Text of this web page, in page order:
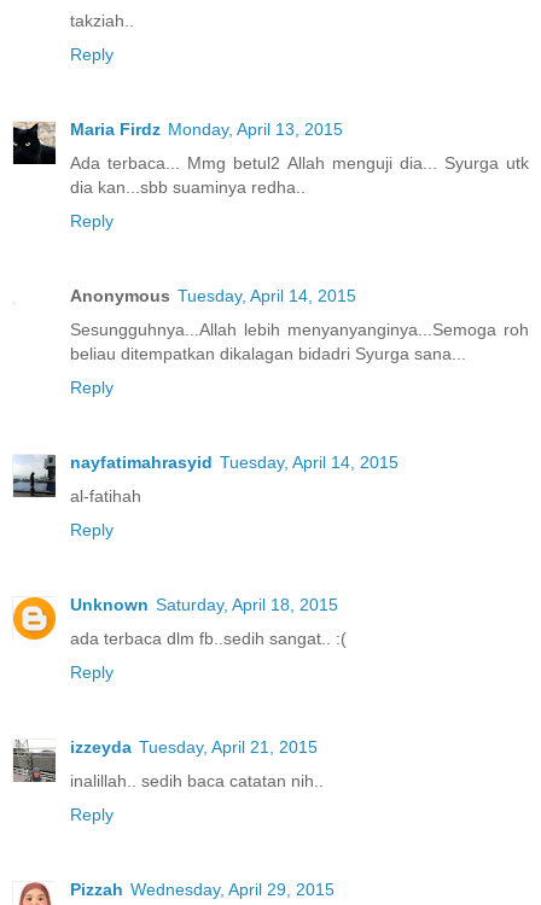
takziah..
Reply
Maria Firdz Monday, April 13, 2015
Ada terbaca... Mmg betul2 Allah menguji dia... Syurga utk
dia kan...sbb suaminya redha..
Reply
Anonymous Tuesday, April 14, 2015
Sesungguhnya...Allah lebih menyanyanginya...Semoga roh
beliau ditempatkan dikalagan bidadri Syurga sana...
Reply
nayfatimahrasyid Tuesday, April 14, 2015
al-fatihah
Reply
Unknown Saturday, April 18, 2015
ada terbaca dlm fb..sedih sangat.. :(
Reply
izzeyda Tuesday, April 21, 2015
inalillah.. sedih baca catatan nih..
Reply
Pizzah Wednesday, April 29, 2015